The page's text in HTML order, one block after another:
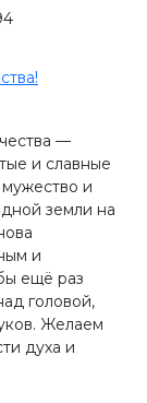
—
и славные
и
земли на
и
ещё раз
головой,
Желаем
духа и